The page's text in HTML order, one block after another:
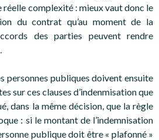
réelle complexité : mieux vaut donc le
du contrat qu’au moment de la
des parties peuvent rendre
personnes publiques doivent ensuite
sur ces clauses d’indenmisation que
dans la même décision, que la règle
: si le montant de l’indemnisation
publique doit être « plafonné »